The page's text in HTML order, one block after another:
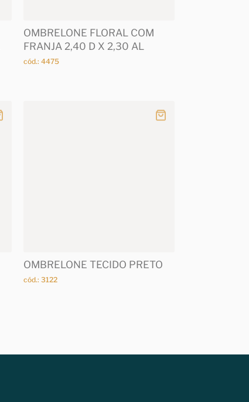
OMBRELONE FLORAL COM
FRANJA 2,40 D X 2,30 AL
cód.: 4475
OMBRELONE TECIDO PRETO
cód.: 3122